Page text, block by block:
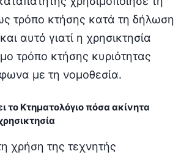
τρόπο κτήσης κατά τη δήλωση
αυτό γιατί η χρησικτησία
τρόπο κτήσης κυριότητας
με τη νομοθεσία.
το Κτηματολόγιο πόσα ακίνητα
χρήση της τεχνητής